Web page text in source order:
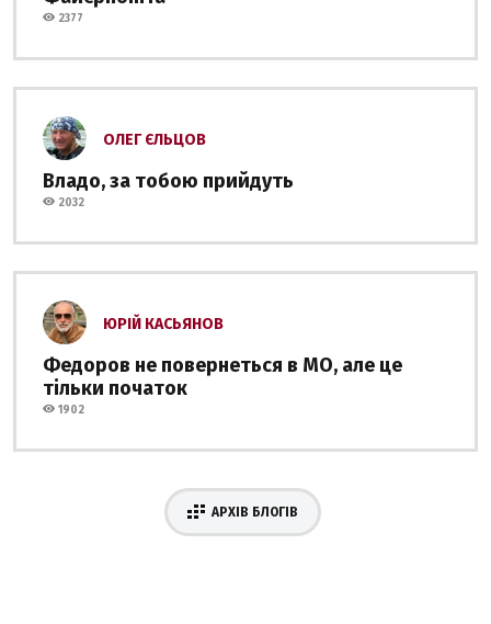
2377
ОЛЕГ ЄЛЬЦОВ
Владо, за тобою прийдуть
2032
ЮРІЙ КАСЬЯНОВ
Федоров не повернеться в МО, але це
тільки початок
1902
АРХІВ БЛОГІВ